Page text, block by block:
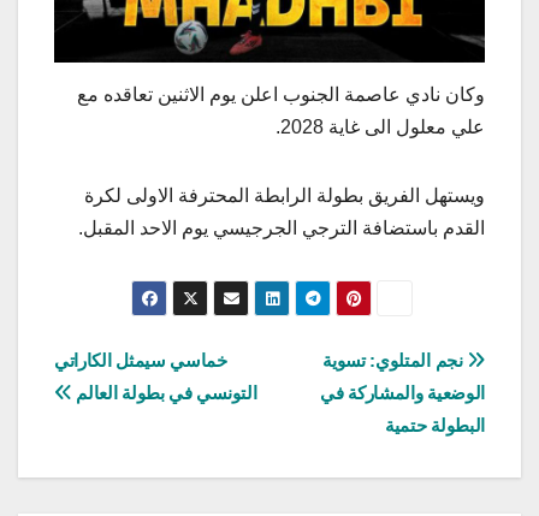
وكان نادي عاصمة الجنوب اعلن يوم الاثنين تعاقده مع
علي معلول الى غاية 2028.
ويستهل الفريق بطولة الرابطة المحترفة الاولى لكرة
القدم باستضافة الترجي الجرجيسي يوم الاحد المقبل.
تصفّح
المقالات
خماسي سيمثل الكاراتي
التونسي في بطولة العالم
نجم المتلوي: تسوية
الوضعية والمشاركة في
البطولة حتمية